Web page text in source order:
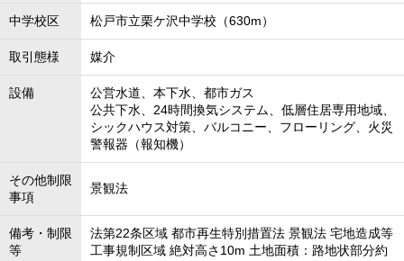
中学校区 松戸市立栗ケ沢中学校（630m）
取引態様 媒介
設備
公営水道、本下水、都市ガス
公共下水、24時間換気システム、低層住居専用地域、
シックハウス対策、バルコニー、フローリング、火災
警報器（報知機）
その他制限
事項
景観法
備考・制限
等
法第22条区域 都市再生特別措置法 景観法 宅地造成等
工事規制区域 絶対高さ10m 土地面積：路地状部分約